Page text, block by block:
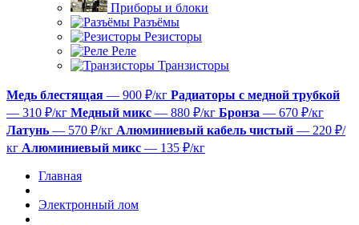
Приборы и блоки
Разъёмы
Резисторы
Реле
Транзисторы
Медь блестящая — 900 ₽/кг Радиаторы с медной трубкой
— 310 ₽/кг Медный микс — 880 ₽/кг Бронза — 670 ₽/кг
Латунь — 570 ₽/кг Алюминиевый кабель чистый — 220 ₽/
кг Алюминиевый микс — 135 ₽/кг
Главная
Электронный лом